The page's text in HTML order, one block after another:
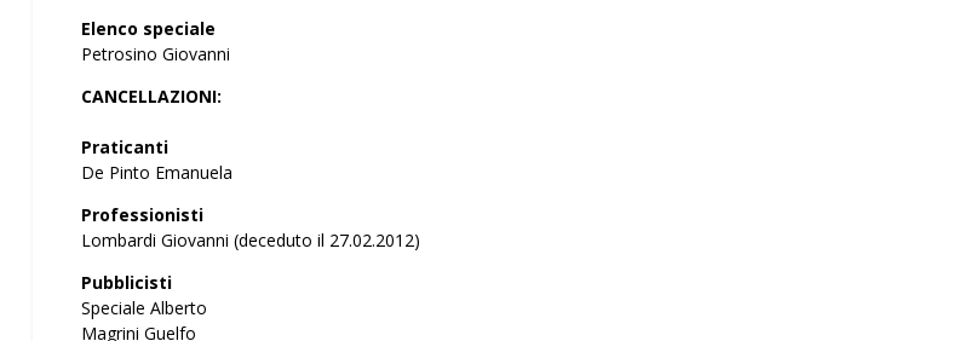
Elenco speciale
Petrosino Giovanni
CANCELLAZIONI:
Praticanti
De Pinto Emanuela
Professionisti
Lombardi Giovanni (deceduto il 27.02.2012)
Pubblicisti
Speciale Alberto
Magrini Guelfo